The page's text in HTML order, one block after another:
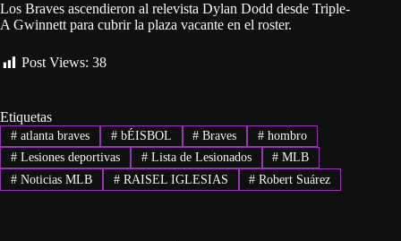
Los Braves ascendieron al relevista Dylan Dodd desde Triple-
A Gwinnett para cubrir la plaza vacante en el roster.
Post Views: 38
Etiquetas
#atlanta braves #bÉISBOL # Braves # hombro
#Lesiones deportivas #Lista de Lesionados # MLB
#Noticias MLB #RAISEL IGLESIAS # Robert Suárez